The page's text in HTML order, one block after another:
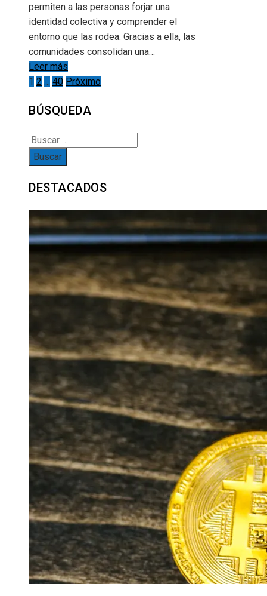
permiten a las personas forjar una
identidad colectiva y comprender el
entorno que las rodea. Gracias a ella, las
comunidades consolidan una…
Leer más
Paginación
de
entradas
1 2 40 Próximo
BÚSQUEDA
Buscar:
DESTACADOS